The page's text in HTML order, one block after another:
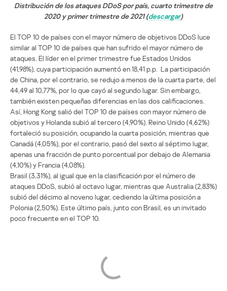
Distribución de los ataques DDoS por país, cuarto trimestre de
2020 y primer trimestre de 2021 (descargar)
El TOP 10 de países con el mayor número de objetivos DDoS luce
similar al TOP 10 de países que han sufrido el mayor número de
ataques. El líder en el primer trimestre fue Estados Unidos
(41,98%), cuya participación aumentó en 18,41 p.p. La participación
de China, por el contrario, se redujo a menos de la cuarta parte, del
44,49 al 10,77%, por lo que cayó al segundo lugar. Sin embargo,
también existen pequeñas diferencias en las dos calificaciones.
Así, Hong Kong salió del TOP 10 de países con mayor número de
objetivos y Holanda subió al tercero (4,90%). Reino Unido (4,62%)
fortaleció su posición, ocupando la cuarta posición, mientras que
Canadá (4,05%), por el contrario, pasó del sexto al séptimo lugar,
apenas una fracción de punto porcentual por debajo de Alemania
(4,10%) y Francia (4,08%).
Brasil (3,31%), al igual que en la clasificación por el número de
ataques DDoS, subió al octavo lugar, mientras que Australia (2,83%)
subió del décimo al noveno lugar, cediendo la última posición a
Polonia (2,50%). Este último país, junto con Brasil, es un invitado
poco frecuente en el TOP 10.